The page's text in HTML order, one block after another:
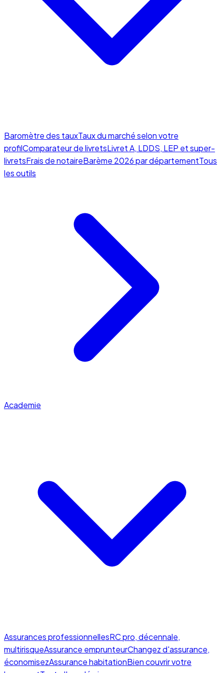
Baromètre des tauxTaux du marché selon votre
profilComparateur de livretsLivret A, LDDS, LEP et super-
livretsFrais de notaireBarème 2026 par départementTous
les outils
Academie
Assurances professionnellesRC pro, décennale,
multirisqueAssurance emprunteurChangez d'assurance,
économisezAssurance habitationBien couvrir votre